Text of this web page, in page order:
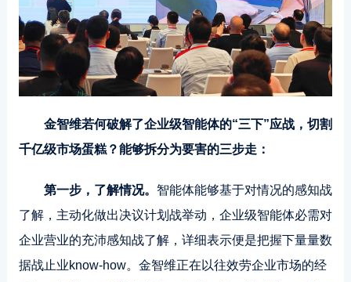
金智维若何破解了企业级智能体的“三下”应战，切割
千亿级市场蛋糕？能够拆分为要害的三步走：
第一步，了解情况。 智能体能够基于对情况的感知战
了解，主动化做出决议计划战举动，企业级智能体必需对
企业营业的充沛感知战了解，详细表示便是把握下量量数
据战止业know-how。金智维正在以往效劳企业市场的经